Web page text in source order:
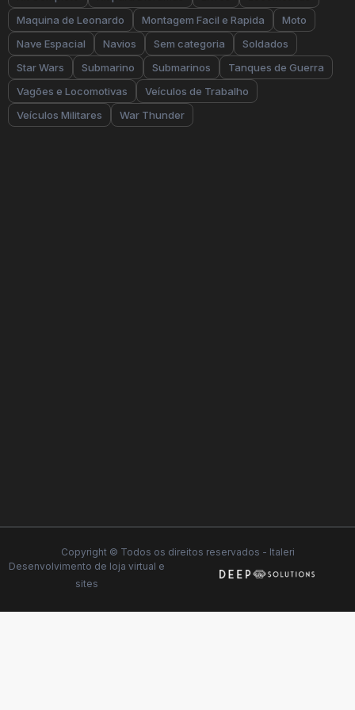
Maquina de Leonardo
Montagem Facil e Rapida
Moto
Nave Espacial
Navios Sem categoria
Soldados
Star Wars
Submarino Submarinos
Tanques de Guerra
Vagões e Locomotivas
Veículos de Trabalho
Veículos Militares
War Thunder
Copyright © Todos os direitos reservados - Italeri
Desenvolvimento de loja virtual e
sites